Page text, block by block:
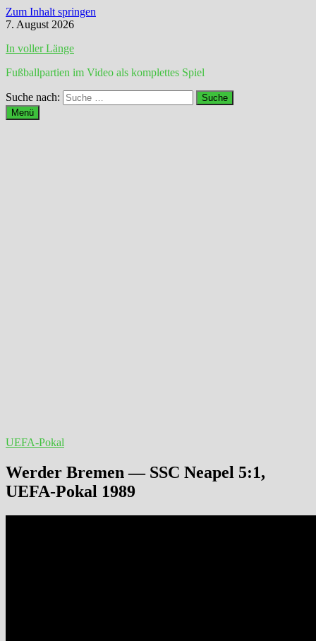
Zum Inhalt springen
7. August 2026
In voller Länge
Fußballpartien im Video als komplettes Spiel
Suche nach:
Menü
UEFA-Pokal
Werder Bremen — SSC Neapel 5:1,
UEFA-Pokal 1989